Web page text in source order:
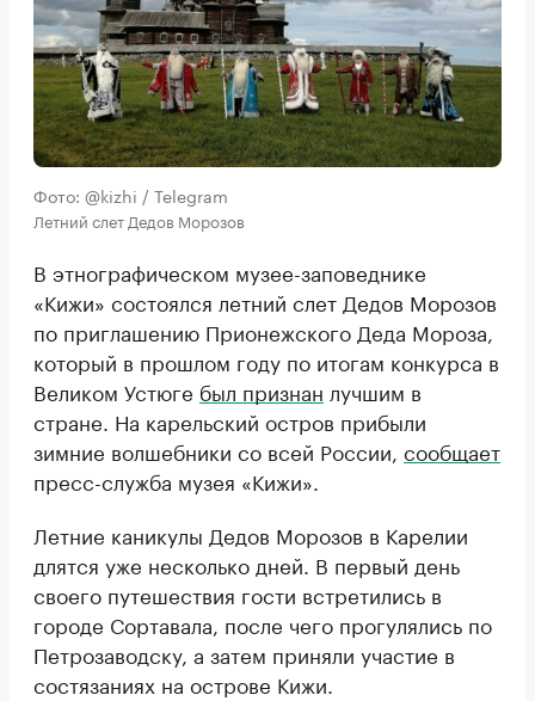
Фото: @kizhi / Telegram
Летний слет Дедов Морозов
В этнографическом музее-заповеднике
«Кижи» состоялся летний слет Дедов Морозов
по приглашению Прионежского Деда Мороза,
который в прошлом году по итогам конкурса в
Великом Устюге был признан лучшим в
стране. На карельский остров прибыли
зимние волшебники со всей России, сообщает
пресс-служба музея «Кижи».
Летние каникулы Дедов Морозов в Карелии
длятся уже несколько дней. В первый день
своего путешествия гости встретились в
городе Сортавала, после чего прогулялись по
Петрозаводску, а затем приняли участие в
состязаниях на острове Кижи.